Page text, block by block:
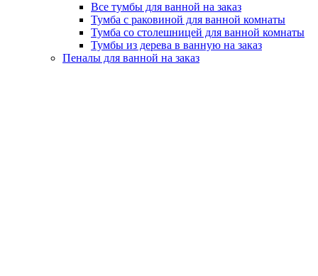
Все тумбы для ванной на заказ
Тумба с раковиной для ванной комнаты
Тумба со столешницей для ванной комнаты
Тумбы из дерева в ванную на заказ
Пеналы для ванной на заказ